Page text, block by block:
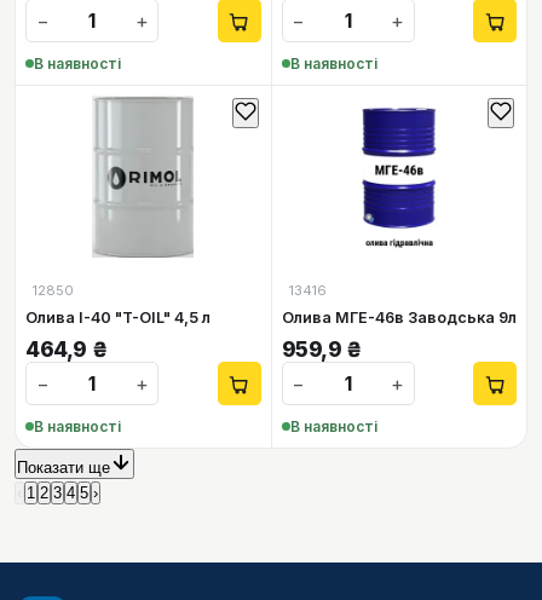
−
+
В наявності
−
+
В наявності
12850
Олива І-40 "T-OIL" 4,5 л
464,9 ₴
−
+
В наявності
13416
Олива МГЕ-46в Заводська 9л
959,9 ₴
−
+
В наявності
Показати ще
1 2 3 4 5 ›